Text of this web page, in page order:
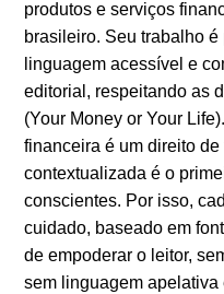
produtos e serviços
brasileiro. Seu trabalho
linguagem acessível e
editorial, respeitando as
(Your Money or Your
financeira é um direito
contextualizada é o
conscientes. Por isso,
cuidado, baseado em
de empoderar o leitor,
sem linguagem apelativa